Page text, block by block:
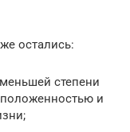
остались:
степени
и